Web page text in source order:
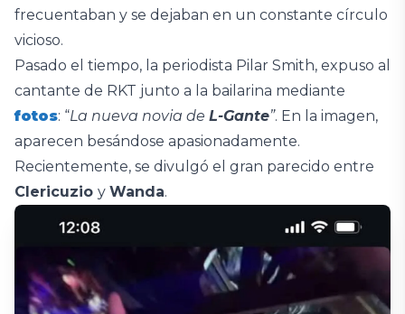
frecuentaban y se dejaban en un constante círculo
vicioso.
Pasado el tiempo, la periodista Pilar Smith, expuso al
cantante de RKT junto a la bailarina mediante
fotos: “La nueva novia de L-Gante”. En la imagen,
aparecen besándose apasionadamente.
Recientemente, se divulgó el gran parecido entre
Clericuzio y Wanda.